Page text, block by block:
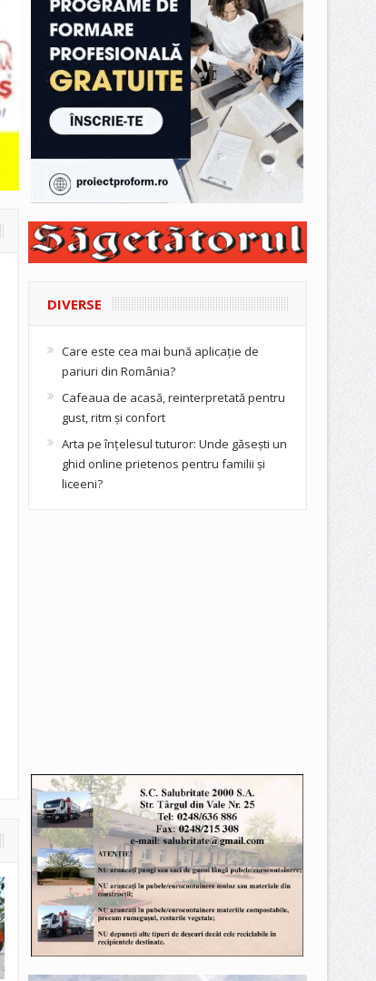
DIVERSE
Care este cea mai bună aplicație de
pariuri din România?
Cafeaua de acasă, reinterpretată pentru
gust, ritm și confort
Arta pe înțelesul tuturor: Unde găsești un
ghid online prietenos pentru familii și
liceeni?